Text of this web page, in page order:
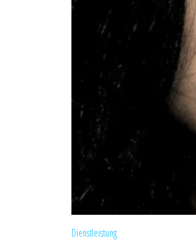
Dienstleistung